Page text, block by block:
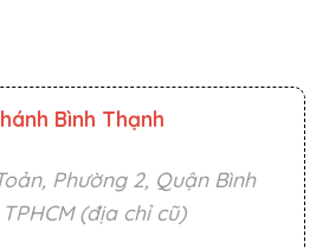
Bình Thạnh
Phường 2, Quận Bình
(địa chỉ cũ)